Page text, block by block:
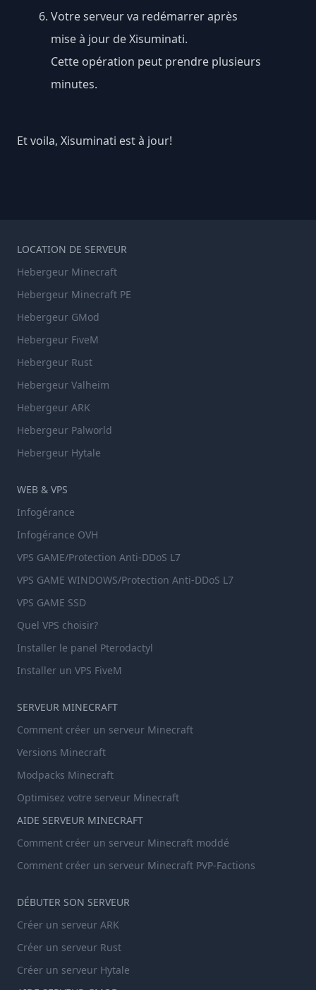
Votre serveur va redémarrer après
mise à jour de Xisuminati.
Cette opération peut prendre plusieurs
minutes.
Et voila, Xisuminati est à jour!
LOCATION DE SERVEUR
Hebergeur Minecraft
Hebergeur Minecraft PE
Hebergeur GMod
Hebergeur FiveM
Hebergeur Rust
Hebergeur Valheim
Hebergeur ARK
Hebergeur Palworld
Hebergeur Hytale
WEB & VPS
Infogérance
Infogérance OVH
VPS GAME/Protection Anti-DDoS L7
VPS GAME WINDOWS/Protection Anti-DDoS L7
VPS GAME SSD
Quel VPS choisir?
Installer le panel Pterodactyl
Installer un VPS FiveM
SERVEUR MINECRAFT
Comment créer un serveur Minecraft
Versions Minecraft
Modpacks Minecraft
Optimisez votre serveur Minecraft
AIDE SERVEUR MINECRAFT
Comment créer un serveur Minecraft moddé
Comment créer un serveur Minecraft PVP-Factions
DÉBUTER SON SERVEUR
Créer un serveur ARK
Créer un serveur Rust
Créer un serveur Hytale